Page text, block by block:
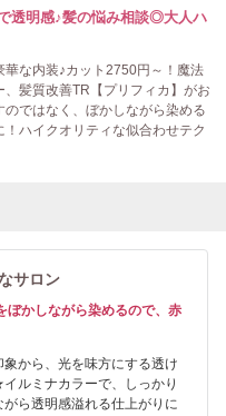
透明感♪髪の悩み相談◎大人ハ
な内装♪カット2750円～！魔法
髪質改善TR【プリフィカ】がお
ではなく、ぼかしながら染める
ハイクオリティな似合わせテク
サロン
かしながら染めるので、赤
象から、光を味方にする透け
ルミナカラーで、しっかり
がら透明感溢れる仕上がりに